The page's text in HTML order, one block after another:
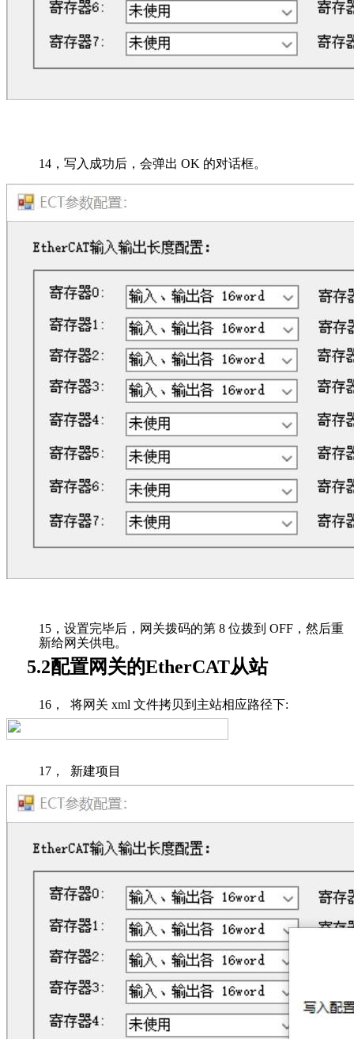
14， 写入成功后，会弹出 OK 的对话框。
15， 设置完毕后，网关拨码的第 8 位拨到 OFF ，然后重
新给网关供电。
5.2配置网关的EtherCAT从站
16， 将网关 xml 文件拷贝到主站相应路径下:
17， 新建项目